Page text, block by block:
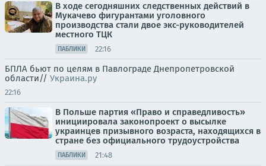
В ходе сегодняшних следственных действий в
Мукачево фигурантами уголовного
производства стали двое экс-руководителей
местного ТЦК
ПАБЛИКИ 22:16
БПЛА бьют по целям в Павлограде Днепропетровской
области// Украина.ру
22:16
В Польше партия «Право и справедливость»
инициировала законопроект о высылке
украинцев призывного возраста, находящихся в
стране без официального трудоустройства
ПАБЛИКИ 21:48